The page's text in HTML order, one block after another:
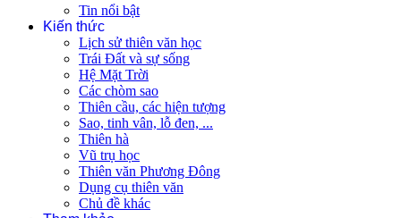
Tin nổi bật
Kiến thức
Lịch sử thiên văn học
Trái Đất và sự sống
Hệ Mặt Trời
Các chòm sao
Thiên cầu, các hiện tượng
Sao, tinh vân, lỗ đen, ...
Thiên hà
Vũ trụ học
Thiên văn Phương Đông
Dụng cụ thiên văn
Chủ đề khác